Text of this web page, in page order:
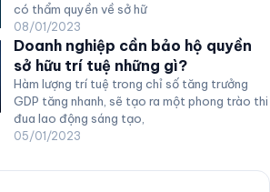
có thẩm quyền về sở hữ
08/01/2023
Doanh nghiệp cần bảo hộ quyền
sở hữu trí tuệ những gì?
Hàm lượng trí tuệ trong chỉ số tăng trưởng
GDP tăng nhanh, sẽ tạo ra một phong trào thi
đua lao động sáng tạo,
05/01/2023